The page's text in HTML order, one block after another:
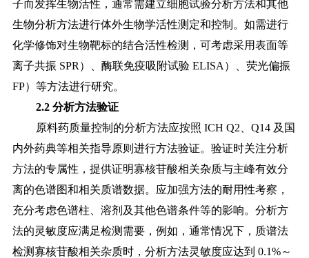
子而发挥生物活性，通常需建立细胞试验分析方法和其他
生物分析方法进行体外生物学活性测定和控制。如需进行
化学修饰对生物靶标的结合活性检测，可考虑采用表面等
离子共振 SPR）、酶联免疫吸附试验 ELISA）、荧光偏振
FP）等方法进行研究。
2.2 分析方法验证
原料药质量控制的分析方法应按照 ICH Q2、Q14 及国
内外药典等相关指导原则进行方法验证。验证时关注分析
方法的专属性，提供证明寡核苷酸相关杂质与主峰有效分
离的色谱图和相关质谱数据。应加强方法的耐用性考察，
充分考虑色谱柱、溶剂及其他色谱条件等的影响。分析方
法的灵敏度应满足检测需要，例如，通常情况下，质谱法
检测寡核苷酸相关杂质时，分析方法灵敏度应达到 0.1%～